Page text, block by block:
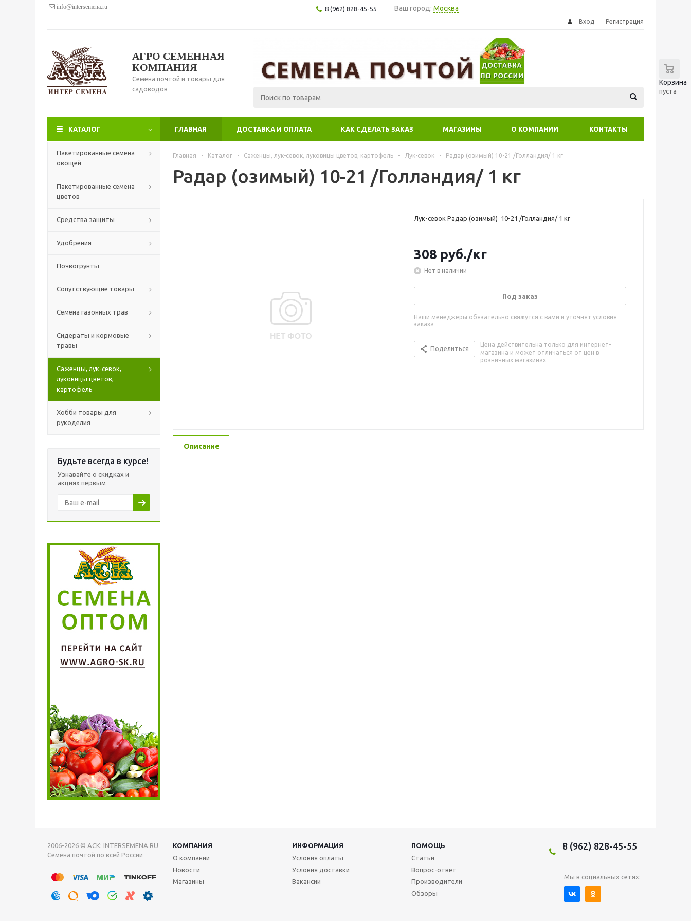
info@intersemena.ru 8 (962) 828-45-55 Ваш город: Москва
Вход Регистрация
АГРО СЕМЕННАЯ
КОМПАНИЯ
Семена почтой и товары для
садоводов
Корзина
пуста
КАТАЛОГ ГЛАВНАЯ ДОСТАВКА И ОПЛАТА КАК СДЕЛАТЬ ЗАКАЗ МАГАЗИНЫ О КОМПАНИИ КОНТАКТЫ
Пакетированные семена
овощей
Пакетированные семена
цветов
Средства защиты
Удобрения
Почвогрунты
Сопутствующие товары
Семена газонных трав
Сидераты и кормовые
травы
Саженцы, лук-севок,
луковицы цветов,
картофель
Хобби товары для
рукоделия
Будьте всегда в курсе!
Узнавайте о скидках и
акциях первым
Главная - Каталог - Саженцы, лук-севок, луковицы цветов, картофель - Лук-севок - Радар (озимый) 10-21 /Голландия/ 1 кг
Радар (озимый) 10-21 /Голландия/ 1 кг
Лук-севок Радар (озимый) 10-21 /Голландия/ 1 кг
308 руб./кг
Нет в наличии
Под заказ
Наши менеджеры обязательно свяжутся с вами и уточнят условия
заказа
Поделиться
Цена действительна только для интернет-
магазина и может отличаться от цен в
розничных магазинах
Описание
2006-2026 © АСК: INTERSEMENA.RU
Семена почтой по всей России
КОМПАНИЯ ИНФОРМАЦИЯ
ПОМОЩЬ
О компании
Новости
Магазины
Условия оплаты
Условия доставки
Вакансии
Статьи
Вопрос-ответ
Производители
Обзоры
8 (962) 828-45-55
Мы в социальных сетях: